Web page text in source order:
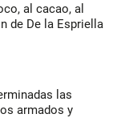
al cacao, al
de De la Espriella
las
armados y